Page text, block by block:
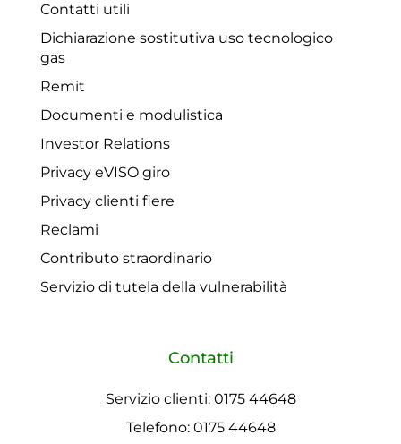
Contatti utili
Dichiarazione sostitutiva uso tecnologico
gas
Remit
Documenti e modulistica
Investor Relations
Privacy eVISO giro
Privacy clienti fiere
Reclami
Contributo straordinario
Servizio di tutela della vulnerabilità
Contatti
Servizio clienti: 0175 44648
Telefono: 0175 44648